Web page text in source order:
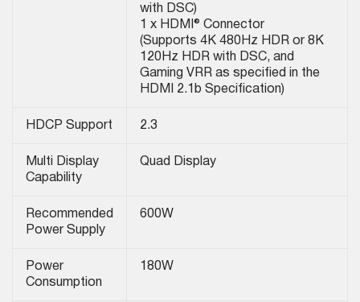
with DSC)
1 x HDMI® Connector
(Supports 4K 480Hz HDR or 8K
120Hz HDR with DSC, and
Gaming VRR as specified in the
HDMI 2.1b Specification)
HDCP Support 2.3
Multi Display
Capability
Quad Display
Recommended
Power Supply
600W
Power
Consumption
180W